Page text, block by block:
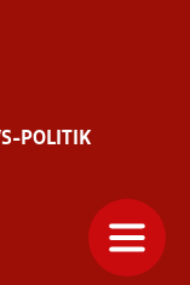
POLITIK